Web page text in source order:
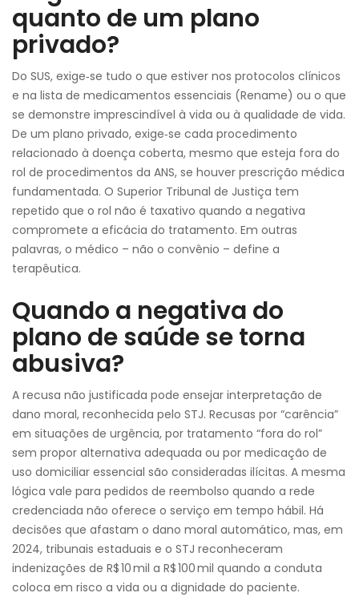
quanto de um plano
privado?
Do SUS, exige‑se tudo o que estiver nos protocolos clínicos
e na lista de medicamentos essenciais (Rename) ou o que
se demonstre imprescindível à vida ou à qualidade de vida.
De um plano privado, exige‑se cada procedimento
relacionado à doença coberta, mesmo que esteja fora do
rol de procedimentos da ANS, se houver prescrição médica
fundamentada. O Superior Tribunal de Justiça tem
repetido que o rol não é taxativo quando a negativa
compromete a eficácia do tratamento. Em outras
palavras, o médico – não o convênio – define a
terapêutica.
Quando a negativa do
plano de saúde se torna
abusiva?
A recusa não justificada pode ensejar interpretação de
dano moral, reconhecida pelo STJ. Recusas por “carência”
em situações de urgência, por tratamento “fora do rol”
sem propor alternativa adequada ou por medicação de
uso domiciliar essencial são consideradas ilícitas. A mesma
lógica vale para pedidos de reembolso quando a rede
credenciada não oferece o serviço em tempo hábil. Há
decisões que afastam o dano moral automático, mas, em
2024, tribunais estaduais e o STJ reconheceram
indenizações de R$ 10 mil a R$ 100 mil quando a conduta
coloca em risco a vida ou a dignidade do paciente.